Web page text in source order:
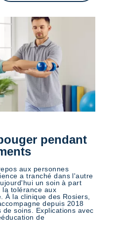
pendant
aux personnes
a tranché dans l'autre
un soin à part
tolérance aux
À la clinique des Rosiers,
depuis 2018
soins. Explications avec
de